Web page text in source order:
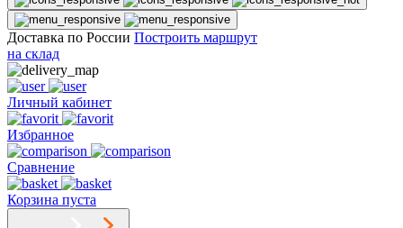
Доставка по России Построить маршрут
на склад
Личный кабинет
Избранное
Сравнение
Корзина пуста